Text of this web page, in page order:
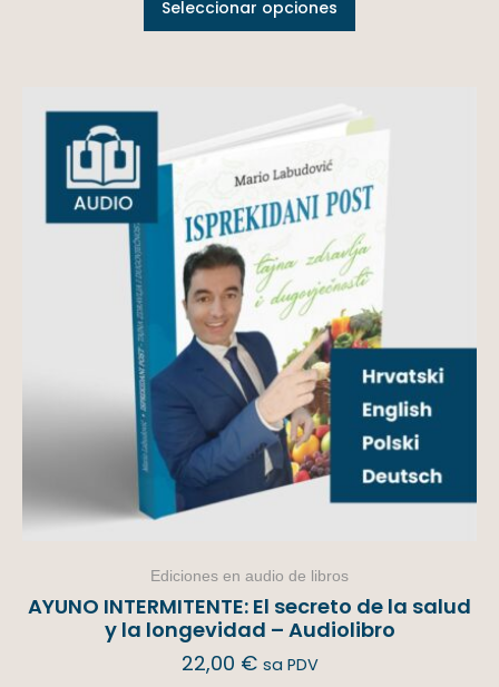
Seleccionar opciones
Ediciones en audio de libros
AYUNO INTERMITENTE: El secreto de la salud
y la longevidad – Audiolibro
22,00 € sa PDV